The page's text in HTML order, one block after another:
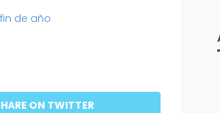
de año
ON TWITTER